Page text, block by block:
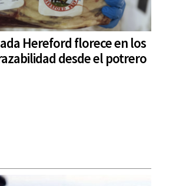
Hereford florece en los
desde el potrero